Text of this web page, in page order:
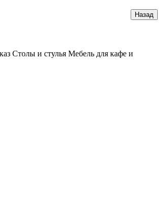
Столы и стулья Мебель для кафе и